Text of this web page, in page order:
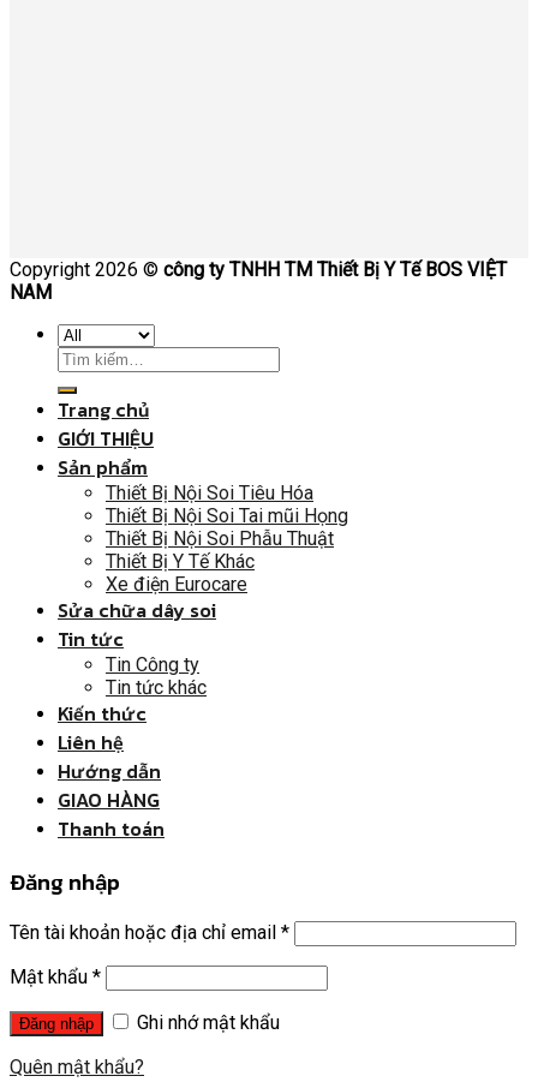
Copyright 2026 © công ty TNHH TM Thiết Bị Y Tế BOS VIỆT
NAM
Trang chủ
GIỚI THIỆU
Sản phẩm
Thiết Bị Nội Soi Tiêu Hóa
Thiết Bị Nội Soi Tai mũi Họng
Thiết Bị Nội Soi Phẫu Thuật
Thiết Bị Y Tế Khác
Xe điện Eurocare
Sửa chữa dây soi
Tin tức
Tin Công ty
Tin tức khác
Kiến thức
Liên hệ
Hướng dẫn
GIAO HÀNG
Thanh toán
Đăng nhập
Tên tài khoản hoặc địa chỉ email *
Mật khẩu *
Ghi nhớ mật khẩu
Quên mật khẩu?